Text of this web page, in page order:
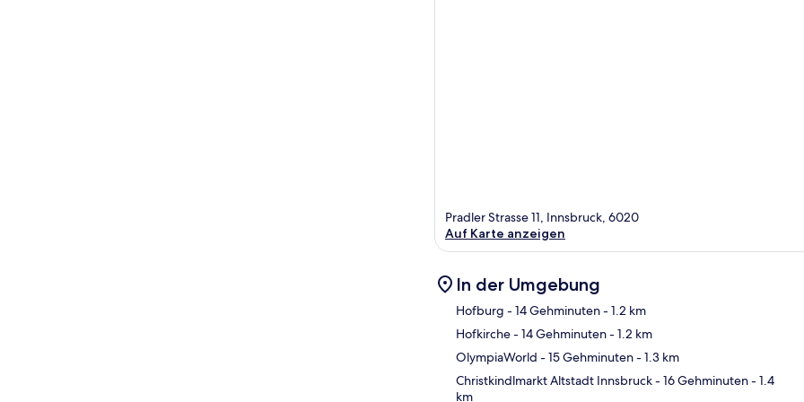
Pradler Strasse 11, Innsbruck, 6020
Auf Karte anzeigen
In der Umgebung
Hofburg - 14 Gehminuten- 1.2 km
Hofkirche- 14 Gehminuten- 1.2 km
OlympiaWorld - 15 Gehminuten- 1.3 km
Christkindlmarkt Altstadt Innsbruck- 16 Gehminuten- 1.4
km